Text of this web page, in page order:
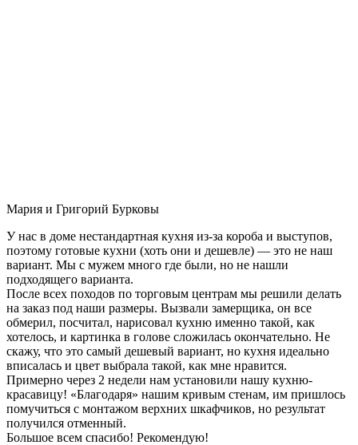
Мария и Григорий Бурковы
У нас в доме нестандартная кухня из-за короба и выступов,
поэтому готовые кухни (хоть они и дешевле) — это не наш
вариант. Мы с мужем много где были, но не нашли
подходящего варианта.
После всех походов по торговым центрам мы решили делать
на заказ под наши размеры. Вызвали замерщика, он все
обмерил, посчитал, нарисовал кухню именно такой, как
хотелось, и картинка в голове сложилась окончательно. Не
скажу, что это самый дешевый вариант, но кухня идеально
вписалась и цвет выбрала такой, как мне нравится.
Примерно через 2 недели нам установили нашу кухню-
красавицу! «Благодаря» нашим кривым стенам, им пришлось
помучиться с монтажом верхних шкафчиков, но результат
получился отменный.
Большое всем спасибо! Рекомендую!